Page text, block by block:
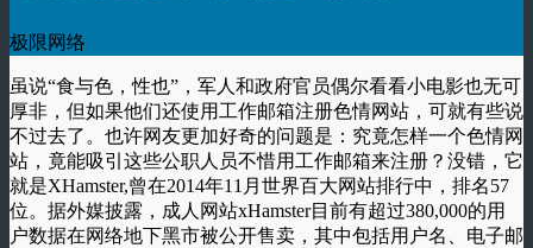
极限网络
虽说“食与色，性也”，军人和政府官员偶尔看看小电影也无可
厚非，但如果他们还使用工作邮箱注册色情网站，可就有些说
不过去了。也许网友更加好奇的问题是：究竟怎样一个色情网
站，竟能吸引这些公职人员不惜用工作邮箱来注册？没错，它
就是XHamster,曾在2014年11月世界百大网站排行中，排名57
位。据外媒披露，成人网站xHamster目前有超过380,000的用
户数据在网络地下黑市被公开售卖，其中包括用户名、电子邮